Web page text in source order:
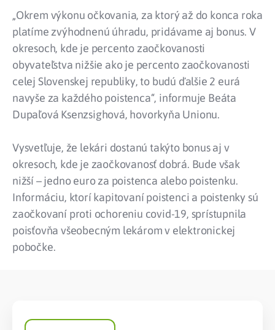
„Okrem výkonu očkovania, za ktorý až do konca roka
platíme zvýhodnenú úhradu, pridávame aj bonus. V
okresoch, kde je percento zaočkovanosti
obyvateľstva nižšie ako je percento zaočkovanosti
celej Slovenskej republiky, to budú ďalšie 2 eurá
navyše za každého poistenca“, informuje Beáta
Dupaľová Ksenzsighová, hovorkyňa Unionu.
Vysvetľuje, že lekári dostanú takýto bonus aj v
okresoch, kde je zaočkovanosť dobrá. Bude však
nižší – jedno euro za poistenca alebo poistenku.
Informáciu, ktorí kapitovaní poistenci a poistenky sú
zaočkovaní proti ochoreniu covid-19, sprístupnila
poisťovňa všeobecným lekárom v elektronickej
pobočke.